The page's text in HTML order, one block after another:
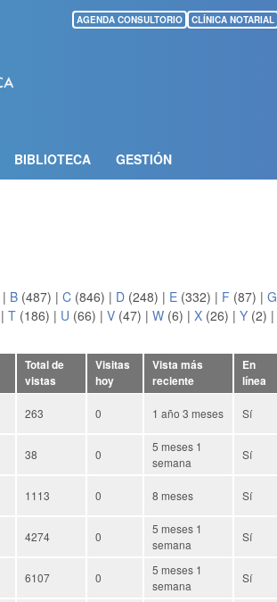
AGENDA CONSULTORIO CLÍNICA NOTARIAL
BIBLIOTECA GESTIÓN
| B (487) | C (846) | D (248) | E (332) | F (87) | G
| T (186) | U (66) | V (47) | W (6) | X (26) | Y (2) |
Total de
vistas
Visitas
hoy
Vista más
reciente
En
línea
263 0 1 año 3 meses Sí
38 0
5 meses 1
semana
Sí
1113 0 8 meses Sí
4274 0
5 meses 1
semana
Sí
6107 0
5 meses 1
semana
Sí